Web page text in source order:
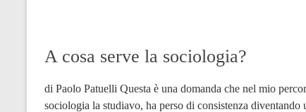
A cosa serve la sociologia?
di Paolo Patuelli Questa è una domanda che nel mio
sociologia la studiavo, ha perso di consistenza